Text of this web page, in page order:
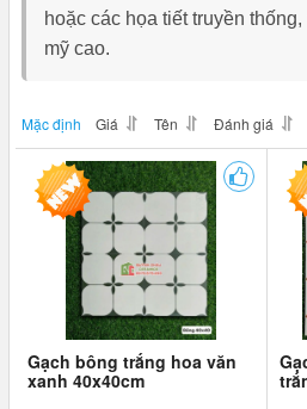
hoặc các họa tiết truyền
mỹ cao.
Mặc định Giá Tên Đánh giá
Gạch bông trắng hoa văn
xanh 40x40cm